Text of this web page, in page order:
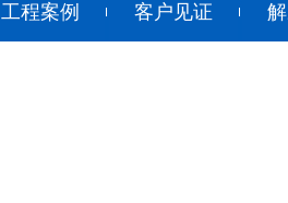
工程案例 客户见证